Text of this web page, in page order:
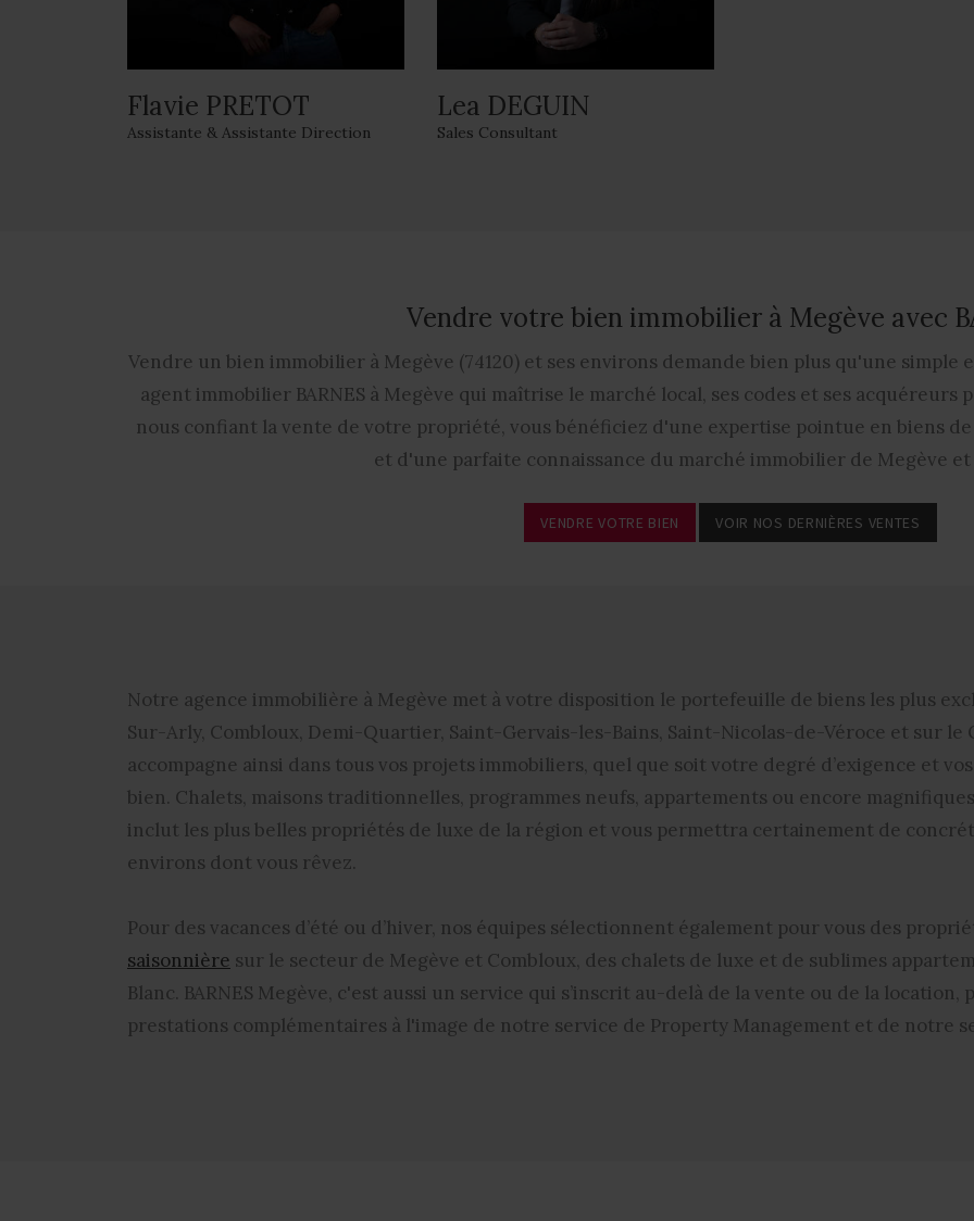
Flavie PRETOT
Assistante & Assistante Direction
Lea DEGUIN
Sales Consultant
Vendre votre bien immobilier à Megève avec
Vendre un bien immobilier à Megève (74120) et ses environs demande bien plus qu'une simple
agent immobilier BARNES à Megève qui maîtrise le marché local, ses codes et ses
nous confiant la vente de votre propriété, vous bénéficiez d'une expertise pointue en biens
et d'une parfaite connaissance du marché immobilier de Megève et
VENDRE VOTRE BIEN VOIR NOS DERNIÈRES VENTES
Notre agence immobilière à Megève met à votre disposition le portefeuille de biens les plus
Sur-Arly, Combloux, Demi-Quartier, Saint-Gervais-les-Bains, Saint-Nicolas-de-Véroce et sur le
accompagne ainsi dans tous vos projets immobiliers, quel que soit votre degré d’exigence et
bien. Chalets, maisons traditionnelles, programmes neufs, appartements ou encore
inclut les plus belles propriétés de luxe de la région et vous permettra certainement de
environs dont vous rêvez.
Pour des vacances d’été ou d’hiver, nos équipes sélectionnent également pour vous des
saisonnière sur le secteur de Megève et Combloux, des chalets de luxe et de sublimes
Blanc. BARNES Megève, c'est aussi un service qui s’inscrit au-delà de la vente ou de la location,
prestations complémentaires à l'image de notre service de Property Management et de notre